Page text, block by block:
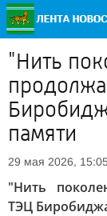
"Нить
памяти
29 мая 2026,
"Нить
ТЭЦ